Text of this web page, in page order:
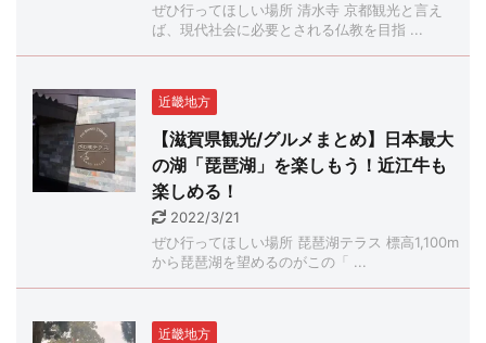
ぜひ行ってほしい場所 清水寺 京都観光と言え
ば、現代社会に必要とされる仏教を目指 ...
近畿地方
【滋賀県観光/グルメまとめ】日本最大
の湖「琵琶湖」を楽しもう！近江牛も
楽しめる！
2022/3/21
ぜひ行ってほしい場所 琵琶湖テラス 標高1,100m
から琵琶湖を望めるのがこの「 ...
近畿地方